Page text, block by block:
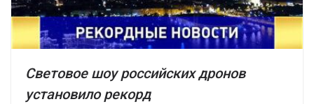
Световое шоу российских дронов
установило рекорд